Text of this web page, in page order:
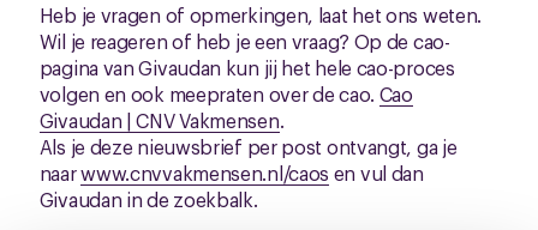
Heb je vragen of opmerkingen, laat het ons weten.
Wil je reageren of heb je een vraag? Op de cao-
pagina van Givaudan kun jij het hele cao-proces
volgen en ook meepraten over de cao. Cao
Givaudan | CNV Vakmensen.
Als je deze nieuwsbrief per post ontvangt, ga je
naarwww.cnvvakmensen.nl/caos en vul dan
Givaudan in de zoekbalk.